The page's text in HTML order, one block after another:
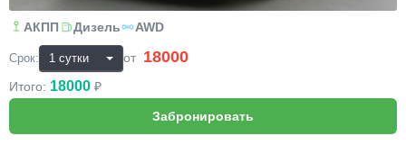
АКПП Дизель AWD
Срок: от 18000
Итого: 18000 ₽